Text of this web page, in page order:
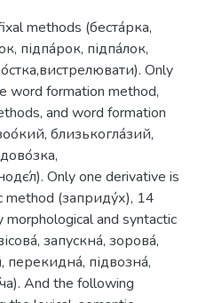
methods (беста́рка,
підпа́рок, підпа́лок,
Only
word formation method,
and word formation
близькогла́зий,
Only one derivative is
method (заприду́х), 14
and syntactic
запускна́, зорова́,
підвозна́,
And the following